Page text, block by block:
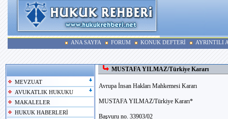
ANA SAYFA FORUM KONUK DEFTERİ AYRINTILI
MEVZUAT
AVUKATLIK HUKUKU
MAKALELER
HUKUK HABERLERİ
MUSTAFA YILMAZ/Türkiye Kararı
Avrupa İnsan Hakları Mahkemesi Kararı
MUSTAFA YILMAZ/Türkiye Kararı*
Başvuru no. 33903/02